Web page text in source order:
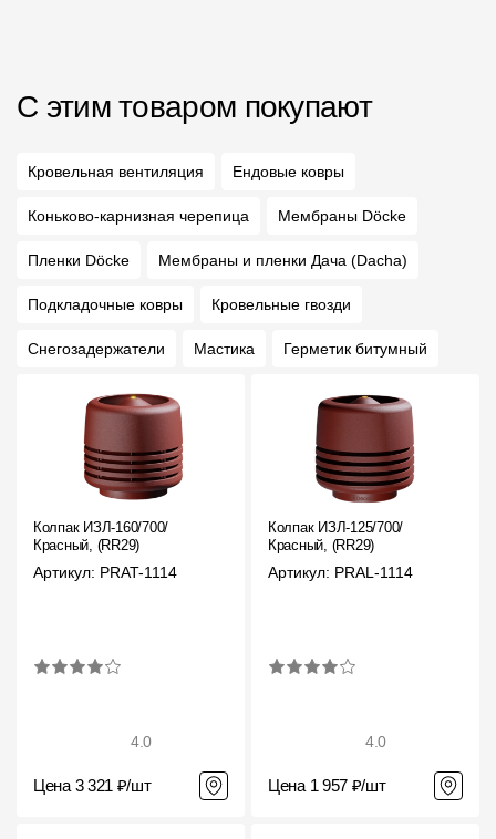
С этим товаром покупают
Кровельная вентиляция Ендовые ковры
Коньково-карнизная черепица Мембраны Döcke
Пленки Döcke Мембраны и пленки Дача (Dacha)
Подкладочные ковры Кровельные гвозди
Снегозадержатели Мастика Герметик битумный
Колпак ИЗЛ-160/700/
Красный, (RR29)
Артикул: PRAT-1114
4.0
Цена 3 321 ₽/шт
Колпак ИЗЛ-125/700/
Красный, (RR29)
Артикул: PRAL-1114
4.0
Цена 1 957 ₽/шт